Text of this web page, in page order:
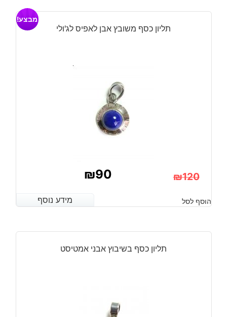
היה:
₪240.
הוא:
₪200.תליון כסף משובץ אבן לאפיס לג'ולי
מבצע!
₪120
המקורי
היה:
₪90
הנוכחי
הוא:
מידע נוסף הוסף לסל מידע נוסף
תליון כסף בשיבוץ אבני אמטיסט